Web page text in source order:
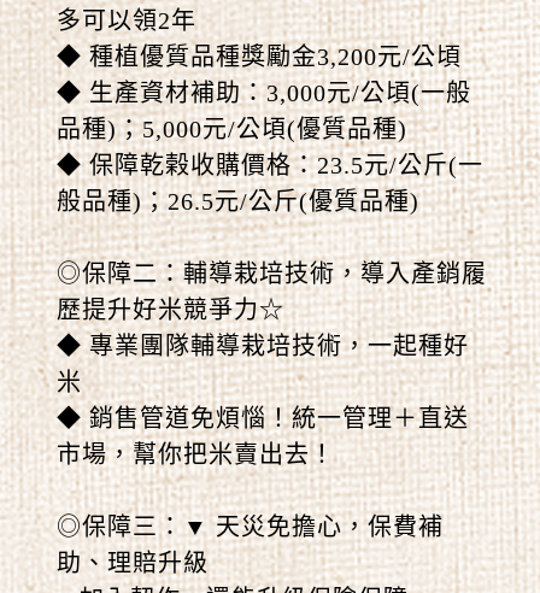
多可以領2年
◆ 種植優質品種獎勵金3,200元/公頃
◆ 生產資材補助：3,000元/公頃(一般
品種)；5,000元/公頃(優質品種)
◆ 保障乾榖收購價格：23.5元/公斤(一
般品種)；26.5元/公斤(優質品種)
◎保障二：輔導栽培技術，導入產銷履
歷提升好米競爭力☆
◆ 專業團隊輔導栽培技術，一起種好
米
◆ 銷售管道免煩惱！統一管理＋直送
市場，幫你把米賣出去！
◎保障三：▼ 天災免擔心，保費補
助、理賠升級